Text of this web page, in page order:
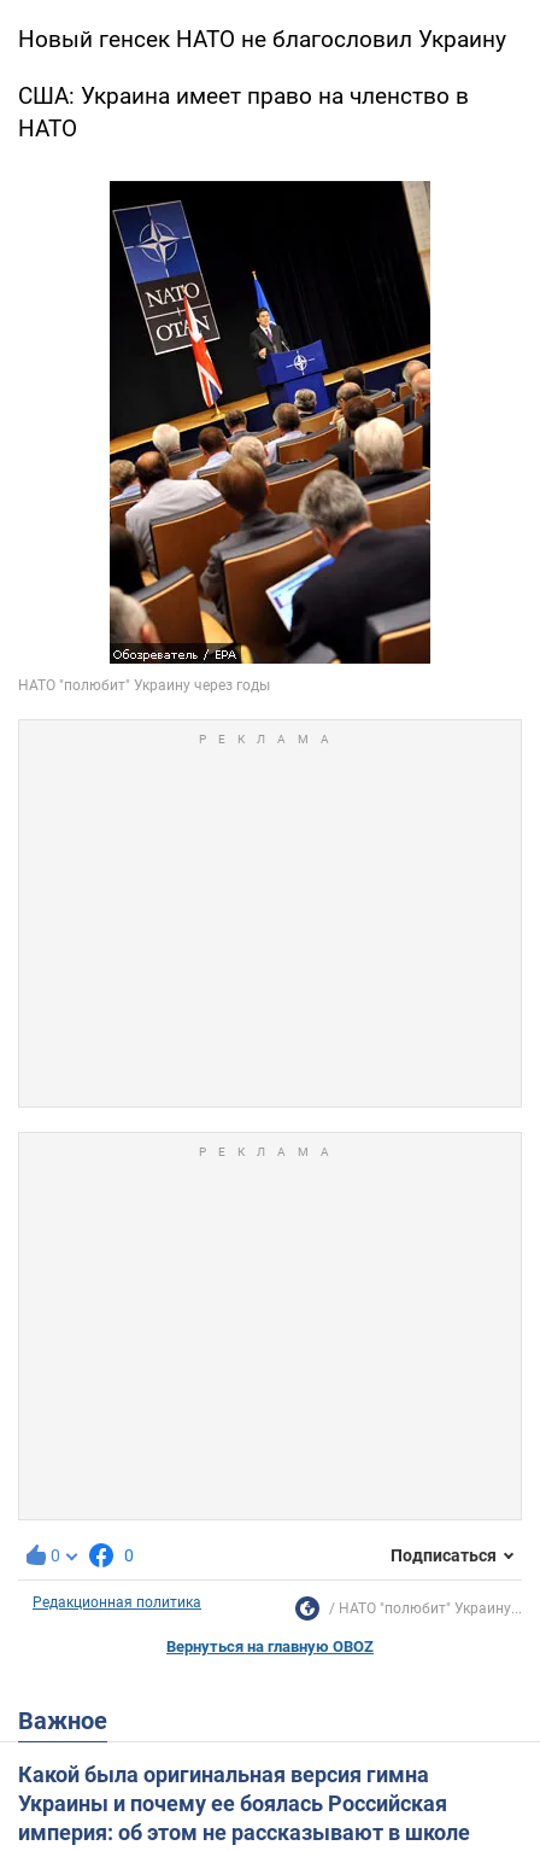
Новый генсек НАТО не благословил Украину
США: Украина имеет право на членство в
НАТО
0 0 Подписаться
Редакционная политика НАТО "полюбит" Украину...
Вернуться на главную OBOZ
Важное
Какой была оригинальная версия гимна
Украины и почему ее боялась Российская
империя: об этом не рассказывают в школе